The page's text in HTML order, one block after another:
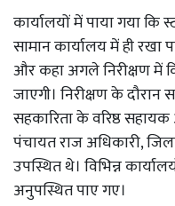
कार्यालयों में पाया गया
सामान कार्यालय में ही रखा
और कहा अगले निरीक्षण में
जाएगी। निरीक्षण के
सहकारिता के वरिष्ठ
पंचायत राज अधिकारी,
उपस्थित थे। विभिन्न
अनुपस्थित पाए गए।